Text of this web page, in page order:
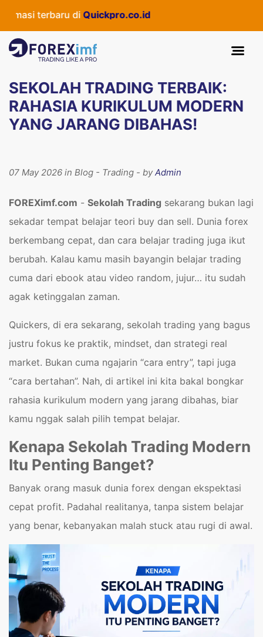
terbaru diQuickpro.co.id
SEKOLAH TRADING TERBAIK:
RAHASIA KURIKULUM MODERN
YANG JARANG DIBAHAS!
07 May 2026 in Blog - Trading - byAdmin
FOREXimf.com - Sekolah Trading sekarang bukan lagi
sekadar tempat belajar teori buy dan sell. Dunia forex
berkembang cepat, dan cara belajar trading juga ikut
berubah. Kalau kamu masih bayangin belajar trading
cuma dari ebook atau video random, jujur… itu sudah
agak ketinggalan zaman.
Quickers, di era sekarang, sekolah trading yang bagus
justru fokus ke praktik, mindset, dan strategi real
market. Bukan cuma ngajarin “cara entry”, tapi juga
“cara bertahan”. Nah, di artikel ini kita bakal bongkar
rahasia kurikulum modern yang jarang dibahas, biar
kamu nggak salah pilih tempat belajar.
Kenapa Sekolah Trading Modern
Itu Penting Banget?
Banyak orang masuk dunia forex dengan ekspektasi
cepat profit. Padahal realitanya, tanpa sistem belajar
yang benar, kebanyakan malah stuck atau rugi di awal.